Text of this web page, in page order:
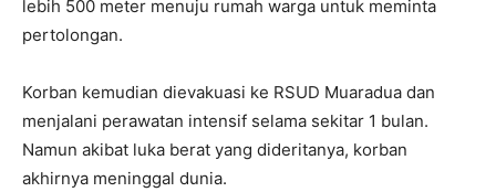
lebih 500 meter menuju rumah warga untuk meminta
pertolongan.
Korban kemudian dievakuasi ke RSUD Muaradua dan
menjalani perawatan intensif selama sekitar 1 bulan.
Namun akibat luka berat yang dideritanya, korban
akhirnya meninggal dunia.